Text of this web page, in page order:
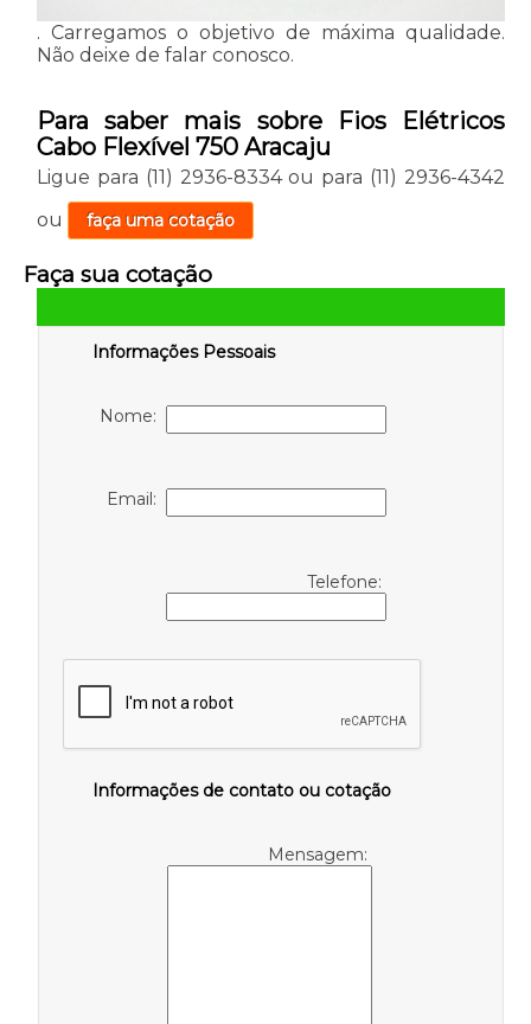
. Carregamos o objetivo de máxima qualidade.
Não deixe de falar conosco.
Para saber mais sobre Fios Elétricos
Cabo Flexível 750 Aracaju
Ligue para (11) 2936-8334ou para (11) 2936-4342
ou
faça uma cotação
Faça sua cotação
Informações Pessoais
Nome:
Email:
Telefone:
Informações de contato ou cotação
Mensagem: